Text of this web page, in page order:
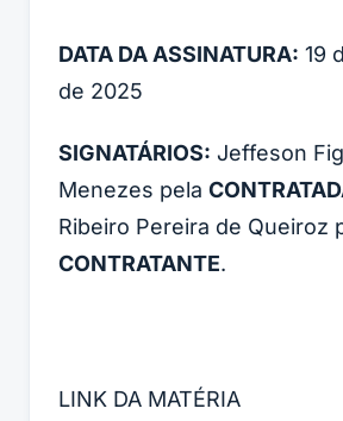
DATA DA ASSINATURA: 19
de 2025
SIGNATÁRIOS: Jeffeson
Menezes pela
Ribeiro Pereira de Queiroz
CONTRATANTE.
LINK DA MATÉRIA